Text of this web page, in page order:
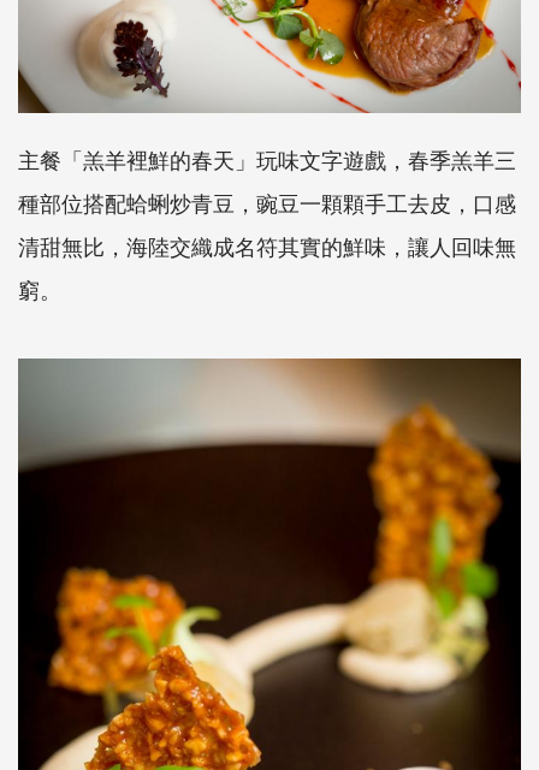
主餐「羔羊裡鮮的春天」玩味文字遊戲，春季羔羊三
種部位搭配蛤蜊炒青豆，豌豆一顆顆手工去皮，口感
清甜無比，海陸交織成名符其實的鮮味，讓人回味無
窮。